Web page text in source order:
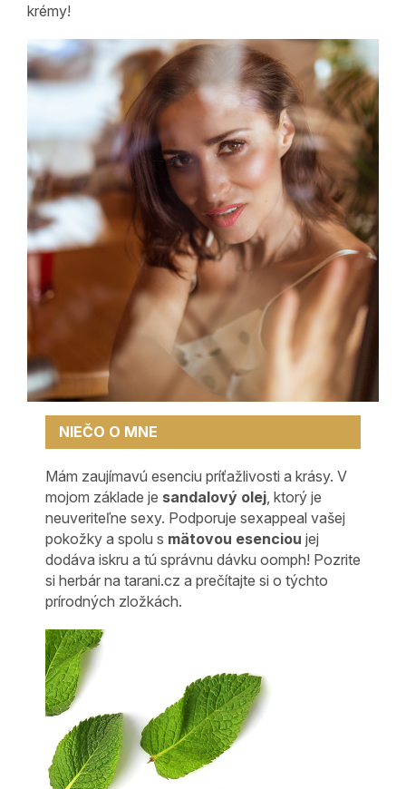
krémy!
NIEČO O MNE
Mám zaujímavú esenciu príťažlivosti a krásy. V
mojom základe je sandalový olej , ktorý je
neuveriteľne sexy. Podporuje sexappeal vašej
pokožky a spolu s mätovou esenciou jej
dodáva iskru a tú správnu dávku oomph! Pozrite
si herbár na tarani.cz a prečítajte si o týchto
prírodných zložkách.